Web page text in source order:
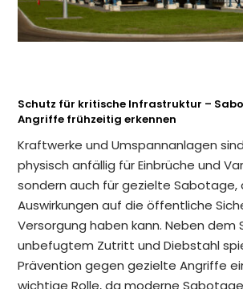
Schutz für kritische Infrastruktur –
Angriffe frühzeitig erkennen
Kraftwerke und Umspannanlagen
physisch anfällig für Einbrüche und
sondern auch für gezielte Sabotage,
Auswirkungen auf die öffentliche
Versorgung haben kann. Neben dem
unbefugtem Zutritt und Diebstahl
Prävention gegen gezielte Angriffe
wichtige Rolle, da moderne